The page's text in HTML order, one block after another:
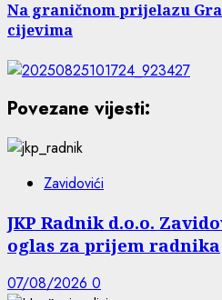
Na graničnom prijelazu
cijevima
Povezane vijesti:
Zavidovići
JKP Radnik d.o.o.
oglas za prijem radnika
07/08/2026 0